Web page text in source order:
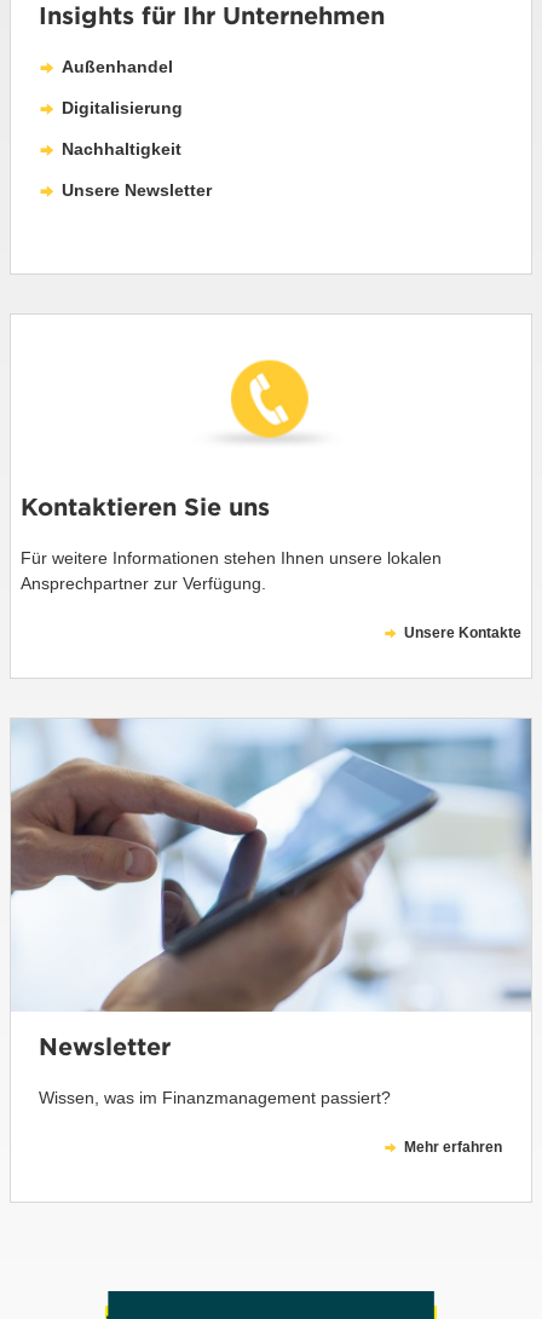
Insights für Ihr Unternehmen
Außenhandel
Digitalisierung
Nachhaltigkeit
Unsere Newsletter
Kontaktieren Sie uns
Für weitere Informationen stehen Ihnen unsere lokalen
Ansprechpartner zur Verfügung.
Unsere Kontakte
Newsletter
Wissen, was im Finanzmanagement passiert?
Mehr erfahren